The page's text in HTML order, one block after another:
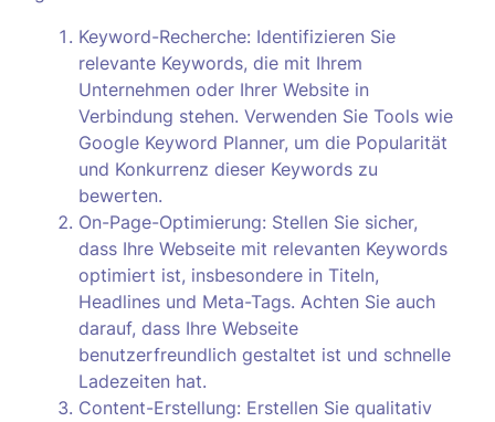
Keyword-Recherche: Identifizieren Sie
relevante Keywords, die mit Ihrem
Unternehmen oder Ihrer Website in
Verbindung stehen. Verwenden Sie Tools wie
Google Keyword Planner, um die Popularität
und Konkurrenz dieser Keywords zu
bewerten.
On-Page-Optimierung: Stellen Sie sicher,
dass Ihre Webseite mit relevanten Keywords
optimiert ist, insbesondere in Titeln,
Headlines und Meta-Tags. Achten Sie auch
darauf, dass Ihre Webseite
benutzerfreundlich gestaltet ist und schnelle
Ladezeiten hat.
Content-Erstellung: Erstellen Sie qualitativ